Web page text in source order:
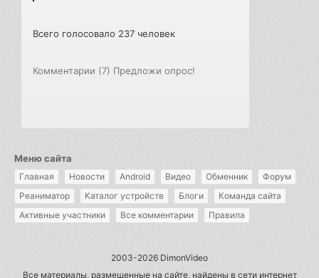
Всего голосовало 237 человек
Комментарии (7) Предложи опрос!
Меню сайта
Главная Новости Android Видео Обменник
Форум
Реаниматор
Каталог устройств Блоги
Команда сайта
Активные участники
Все комментарии Правила
2003-2026 DimonVideo
Все материалы, размещенные на сайте, найдены в сети интернет